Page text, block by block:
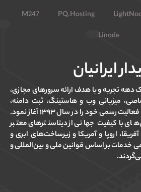
M247
PQ.Hosting
Linode
ایرانیان
دهه تجربه و با هدف ارائه سرورهای مجازی،
میزبانی وب و هاستینگ، ثبت دامنه،
گواهینامه امنیتی SSL، فعالیت رسمی خود را در سال ۱۳۹۳ آغاز نمود.
با کیفیت جهانی از دیتاسنترهای معتبر
آفریقا، اروپا و آمریکا و زیرساخت‌های ابری و
خدمات بر اساس قوانین ملی و بین‌المللی و